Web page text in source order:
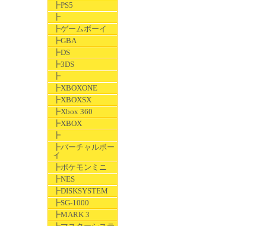
┣PS5
┣
┣ゲームボーイ
┣GBA
┣DS
┣3DS
┣
┣XBOXONE
┣XBOXSX
┣Xbox 360
┣XBOX
┣
┣バーチャルボー
イ
┣ポケモンミニ
┣NES
┣DISKSYSTEM
┣SG-1000
┣MARK 3